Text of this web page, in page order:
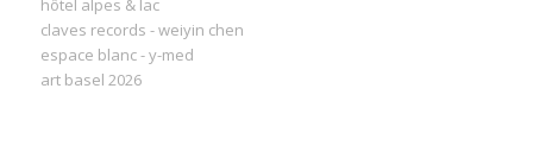
hôtel alpes & lac
claves records - weiyin chen
espace blanc - y-med
art basel 2026